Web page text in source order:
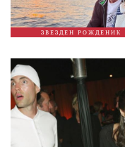
ЗВЕЗДЕН РОЖДЕНИК